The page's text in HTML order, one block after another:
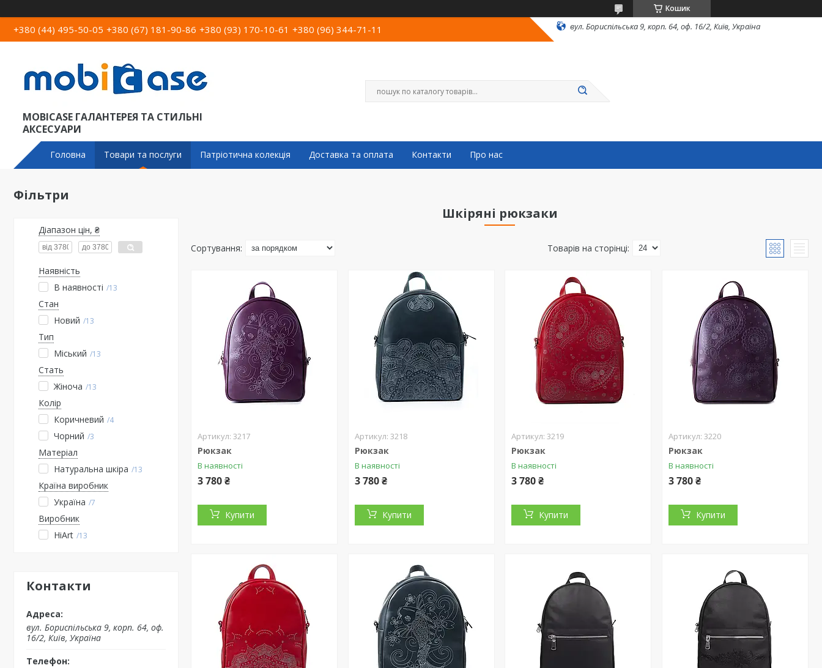
Кошик
+380 (44) 495-50-05 +380 (67) 181-90-86 +380 (93) 170-10-61 +380 (96) 344-71-11 вул. Бориспільська 9, корп. 64, оф. 16/2, Київ, Україна
MOBICASE ГАЛАНТЕРЕЯ ТА СТИЛЬНІ
АКСЕСУАРИ
Головна Товари та послуги Патріотична колекція Доставка та оплата Контакти Про нас
Фільтри
Діапазон цін, ₴
Наявність
В наявності
13
Стан
Новий
13
Тип
Міський
13
Стать
Жіноча
13
Колір
Коричневий
4
Чорний 3
Матеріал
Натуральна шкіра
13
Країна виробник
Україна 7
Виробник
HiArt 13
Контакти
вул. Бориспільська 9, корп. 64, оф.
16/2, Київ, Україна
Шкіряні рюкзаки
3217
Рюкзак
В наявності
3 780 ₴
Купити
3218
Рюкзак
В наявності
3 780 ₴
Купити
3219
Рюкзак
В наявності
3 780 ₴
Купити
3220
Рюкзак
В наявності
3 780 ₴
Купити